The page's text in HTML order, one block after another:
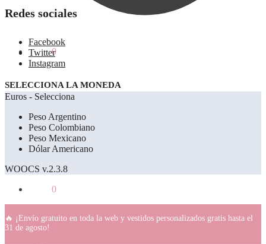
0.00€ 0
Redes sociales
Facebook
Twitter
Instagram
SELECCIONA LA MONEDA
Euros - Selecciona
Peso Argentino
Peso Colombiano
Peso Mexicano
Dólar Americano
WOOCS v.2.3.8
0
🔥 ¡Envío gratuito en toda la web y vestidos personalizados gratis hasta el
31 de agosto!